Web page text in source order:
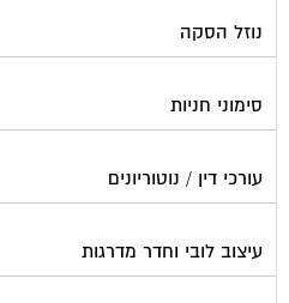
נוזל הסקה
סימוני חניות
עורכי דין / נוטוריונים
עיצוב לובי וחדר מדרגות